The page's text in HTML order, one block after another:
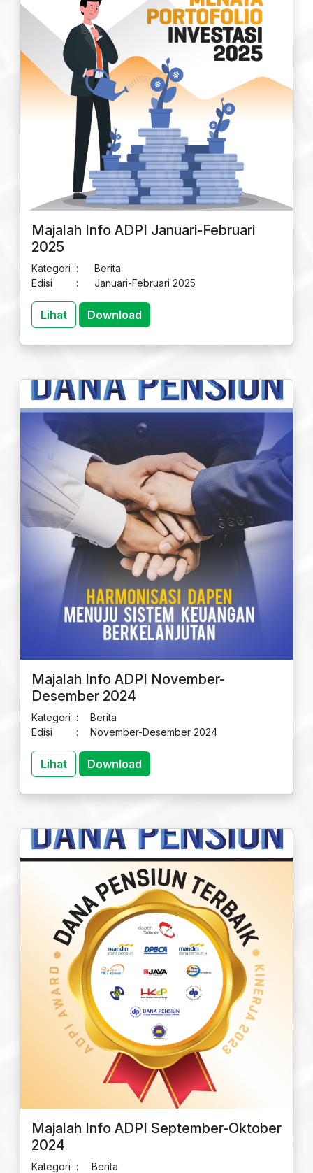
Majalah Info ADPI Januari-Februari
2025
Kategori :
Berita
Edisi
: Januari-Februari 2025
Lihat Download
Majalah Info ADPI November-
Desember 2024
Kategori :
Berita
Edisi
: November-Desember 2024
Lihat Download
Majalah Info ADPI September-Oktober
2024
Kategori :
Berita